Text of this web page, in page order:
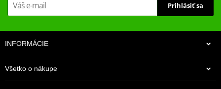
Prihlásiť sa
INFORMÁCIE
Všetko o nákupe